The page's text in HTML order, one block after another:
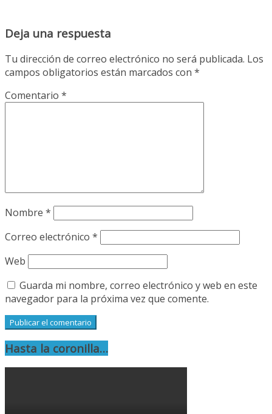
Deja una respuesta
Tu dirección de correo electrónico no será publicada. Los
campos obligatorios están marcados con *
Comentario *
Nombre *
Correo electrónico *
Web
Guarda mi nombre, correo electrónico y web en este
navegador para la próxima vez que comente.
Hasta la coronilla…